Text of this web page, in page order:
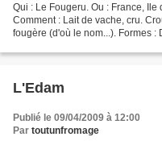
Qui : Le Fougeru. Ou : France, Ile
Comment : Lait de vache, cru.
fougère (d'où le nom...). Formes :
L'Edam
Publié le 09/04/2009 à 12:00
Par toutunfromage